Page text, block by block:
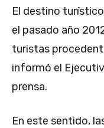
El destino
el pasado año
turistas
informó el
prensa.
En este sentido,